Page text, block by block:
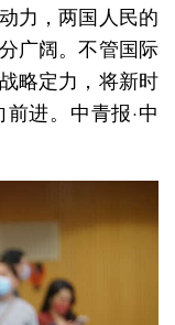
力，两国人民的
广阔。不管国际
略定力，将新时
进。中青报·中